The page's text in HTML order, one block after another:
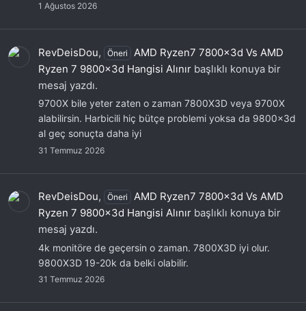
1 Ağustos 2026
RevDeisDou, Öneri
AMD Ryzen7 7800x3d Vs AMD
Ryzen 7 9800x3d Hangisi Alınır başlıklı konuya bir
mesaj yazdı.
9700X bile yeter zaten o zaman 7800X3D veya 9700X
alabilirsin. Harbicili hiç bütçe problemi yoksa da 9800x3d
al geç sonuçta daha iyi
31 Temmuz 2026
RevDeisDou, Öneri
AMD Ryzen7 7800x3d Vs AMD
Ryzen 7 9800x3d Hangisi Alınır başlıklı konuya bir
mesaj yazdı.
4k monitöre de geçersin o zaman. 7800X3D iyi olur.
9800X3D 19-20k da belki olabilir.
31 Temmuz 2026